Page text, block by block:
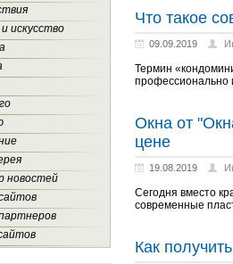
искусство
новостей
Что такое
09.09.2019
Термин
профессионально
Окна от
цене
19.08.2019
Сегодня вместо
современные
Как